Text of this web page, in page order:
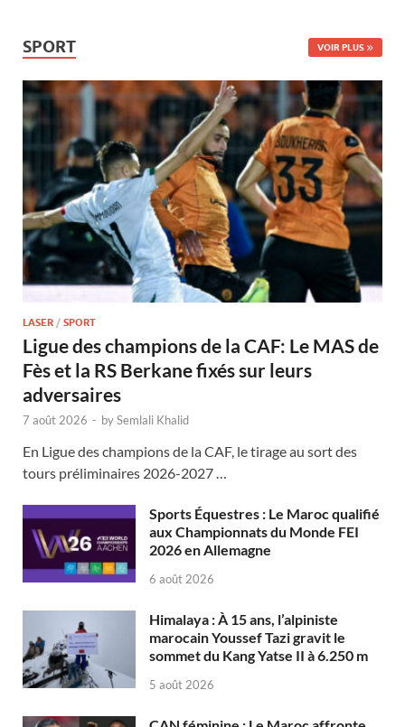
SPORT VOIR PLUS
LASER / SPORT
Ligue des champions de la CAF: Le MAS de
Fès et la RS Berkane fixés sur leurs
adversaires
7 août 2026 - bySemlali Khalid
En Ligue des champions de la CAF, le tirage au sort des
tours préliminaires 2026-2027 …
Sports Équestres : Le Maroc qualifié
aux Championnats du Monde FEI
2026 en Allemagne
6 août 2026
Himalaya : À 15 ans, l’alpiniste
marocain Youssef Tazi gravit le
sommet du Kang Yatse II à 6.250 m
5 août 2026